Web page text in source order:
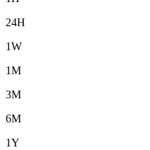
24H
1W
1M
3M
6M
1Y